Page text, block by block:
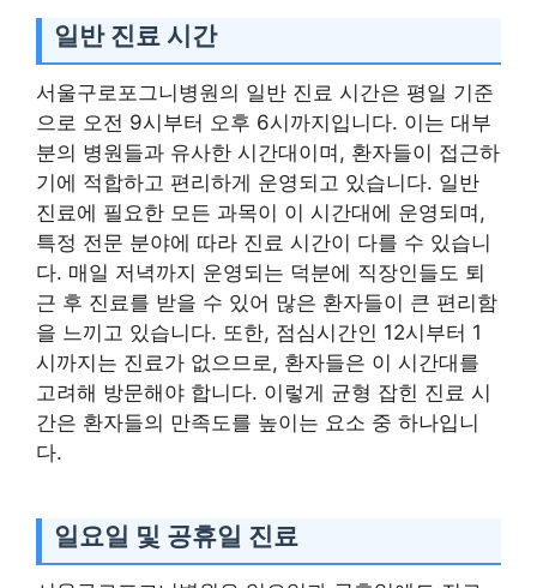
일반 진료 시간
서울구로포그니병원의 일반 진료 시간은 평일 기준
으로 오전 9시부터 오후 6시까지입니다. 이는 대부
분의 병원들과 유사한 시간대이며, 환자들이 접근하
기에 적합하고 편리하게 운영되고 있습니다. 일반
진료에 필요한 모든 과목이 이 시간대에 운영되며,
특정 전문 분야에 따라 진료 시간이 다를 수 있습니
다. 매일 저녁까지 운영되는 덕분에 직장인들도 퇴
근 후 진료를 받을 수 있어 많은 환자들이 큰 편리함
을 느끼고 있습니다. 또한, 점심시간인 12시부터 1
시까지는 진료가 없으므로, 환자들은 이 시간대를
고려해 방문해야 합니다. 이렇게 균형 잡힌 진료 시
간은 환자들의 만족도를 높이는 요소 중 하나입니
다.
일요일 및 공휴일 진료